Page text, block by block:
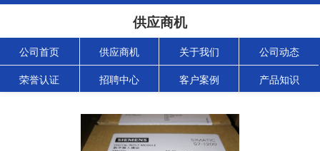
供应商机
公司首页 供应商机 关于我们 公司动态
荣誉认证 招聘中心 客户案例 产品知识